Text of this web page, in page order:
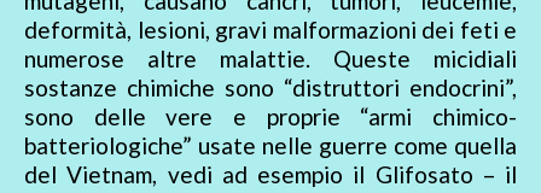
deformità, lesioni, gravi malformazioni dei feti e
numerose altre malattie. Queste micidiali
sostanze chimiche sono “distruttori endocrini”,
sono delle vere e proprie “armi chimico-
batteriologiche” usate nelle guerre come quella
del Vietnam, vedi ad esempio il Glifosato – il